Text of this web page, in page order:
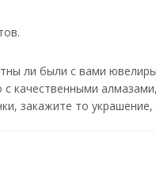
ли были с вами
с качественными
закажите то